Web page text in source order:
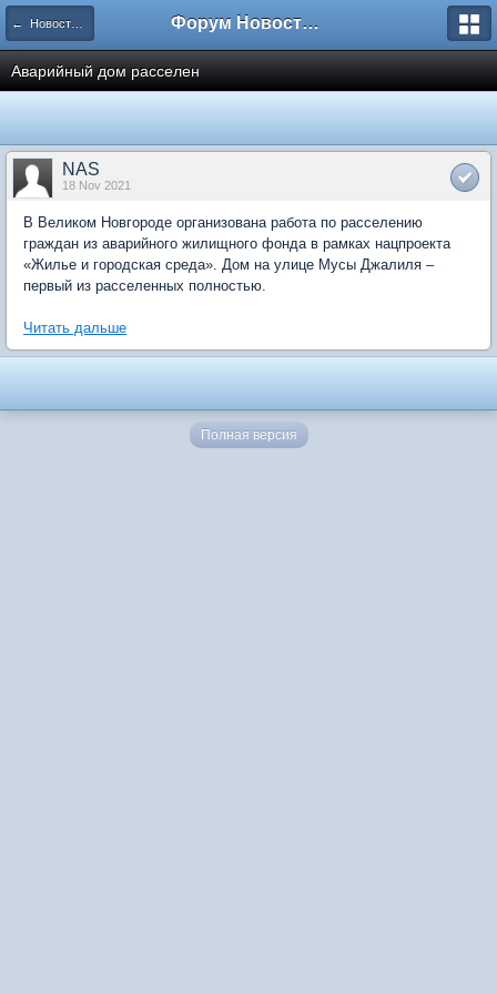
← Новости рынка недвижимости Форум Новостройки
Аварийный дом расселен
NAS
18 Nov 2021
В Великом Новгороде организована работа по расселению
граждан из аварийного жилищного фонда в рамках нацпроекта
«Жилье и городская среда». Дом на улице Мусы Джалиля –
первый из расселенных полностью.
Читать дальше
Полная версия